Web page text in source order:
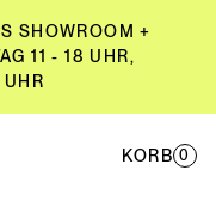
SHOWROOM +
11 - 18 UHR,
UHR
KORB 0
11 - 18 UHR,